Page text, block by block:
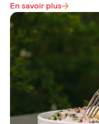
En savoir plus